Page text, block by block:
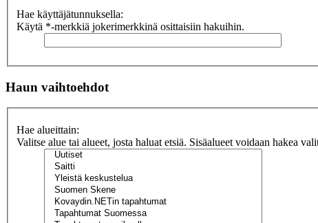
Hae käyttäjätunnuksella:
Käytä *-merkkiä jokerimerkkinä osittaisiin hakuihin.
Haun vaihtoehdot
Hae alueittain:
Valitse alue tai alueet, josta haluat etsiä. Sisäalueet voidaan hakea